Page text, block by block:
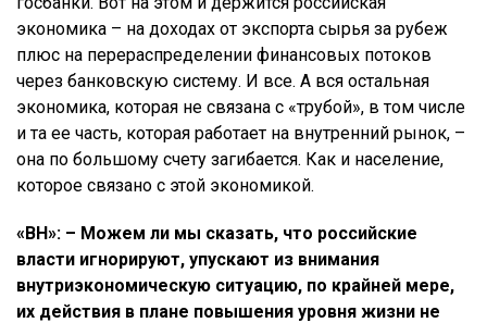
экономика – на доходах от экспорта сырья за рубеж
плюс на перераспределении финансовых потоков
через банковскую систему. И все. А вся остальная
экономика, которая не связана с «трубой», в том числе
и та ее часть, которая работает на внутренний рынок, –
она по большому счету загибается. Как и население,
которое связано с этой экономикой.
«ВН»: – Можем ли мы сказать, что российские
власти игнорируют, упускают из внимания
внутриэкономическую ситуацию, по крайней мере,
их действия в плане повышения уровня жизни не